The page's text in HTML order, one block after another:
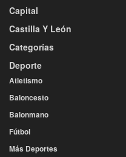
Capital
Castilla Y León
Categorías
Deporte
Atletismo
Baloncesto
Balonmano
Fútbol
Más Deportes